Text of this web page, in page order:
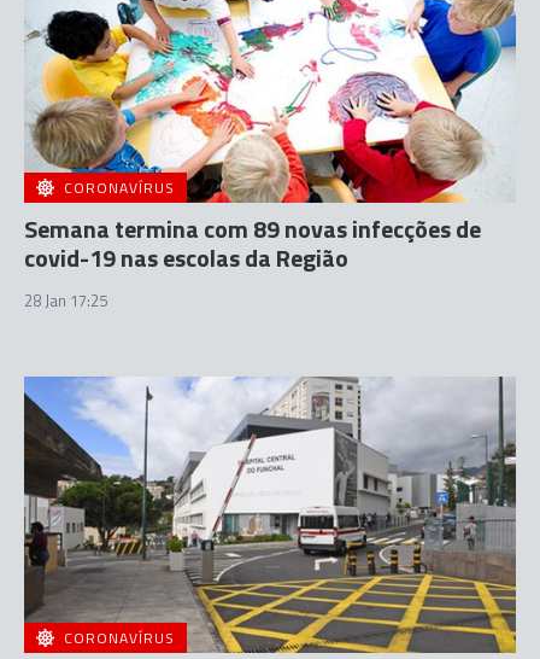
CORONAVÍRUS
Semana termina com 89 novas infecções de
covid-19 nas escolas da Região
28 Jan 17:25
CORONAVÍRUS